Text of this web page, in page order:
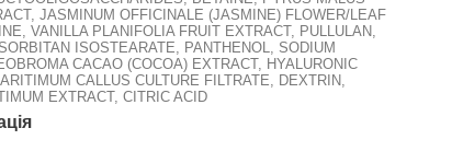
JASMINUM OFFICINALE (JASMINE) FLOWER/LEAF
VANILLA PLANIFOLIA FRUIT EXTRACT, PULLULAN,
ISOSTEARATE, PANTHENOL, SODIUM
CACAO (COCOA) EXTRACT, HYALURONIC
CALLUS CULTURE FILTRATE, DEXTRIN,
EXTRACT, CITRIC ACID